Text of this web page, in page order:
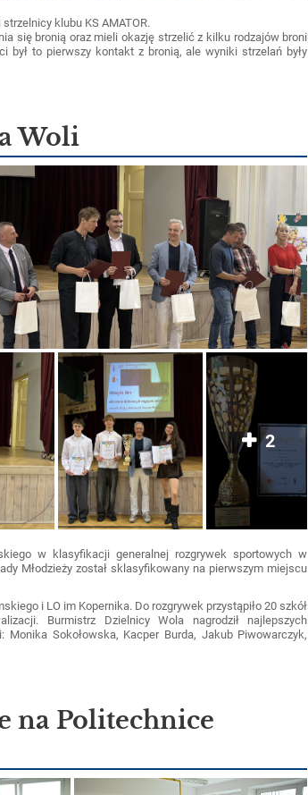
klubu KS AMATOR.
się bronią oraz mieli okazję strzelić z kilku rodzajów broni
był to pierwszy kontakt z bronią, ale wyniki strzelań były
Woli
2
w klasyfikacji generalnej rozgrywek sportowych w
Młodzieży został sklasyfikowany na pierwszym miejscu
i LO im Kopernika. Do rozgrywek przystąpiło 20 szkół
Burmistrz Dzielnicy Wola nagrodził najlepszych
Sokołowska, Kacper Burda, Jakub Piwowarczyk,
na Politechnice